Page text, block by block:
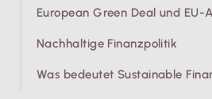
European Green Deal und EU-
Nachhaltige Finanzpolitik
Was bedeutet Sustainable